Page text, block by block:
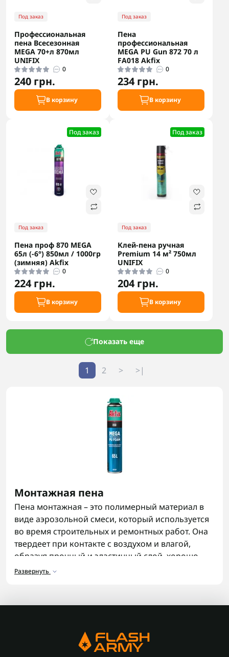
Под заказ
Профессиональная
пена Всесезонная
MEGA 70+л 870мл
UNIFIX
0
240 грн.
В корзину
Под заказ
Пена
профессиональная
MEGA PU Gun 872 70 л
FA018 Akfix
0
234 грн.
В корзину
Под заказ
Под заказ
Пена проф 870 MEGA
65л (-6°) 850мл / 1000гр
(зимняя) Akfix
0
224 грн.
В корзину
Под заказ
Под заказ
Клей-пена ручная
Premium 14 м² 750мл
UNIFIX
0
204 грн.
В корзину
Показать еще
1 2 > >|
Монтажная пена
Пена монтажная – это полимерный материал в
виде аэрозольной смеси, который используется
во время строительных и ремонтных работ. Она
твердеет при контакте с воздухом и влагой,
образуя прочный и эластичный слой, хорошо
сцепляющийся с разными поверхностями.
Качественная монтажная пена заполняет щели,
герметизации стыков окон и дверей, установки
сантехнического оборудования, тепло- и
шумоизоляции помещений. Также она помогает
Развернуть